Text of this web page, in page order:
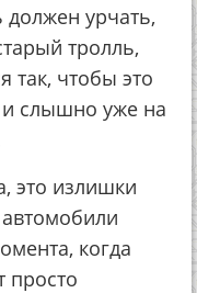
урчать,
тролль,
так, чтобы это
и слышно уже на
это излишки
когда
просто